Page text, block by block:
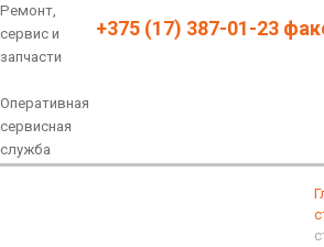
Ремонт,
сервис и
запчасти
Оперативная
сервисная
служба
+375 (17) 387-01-23